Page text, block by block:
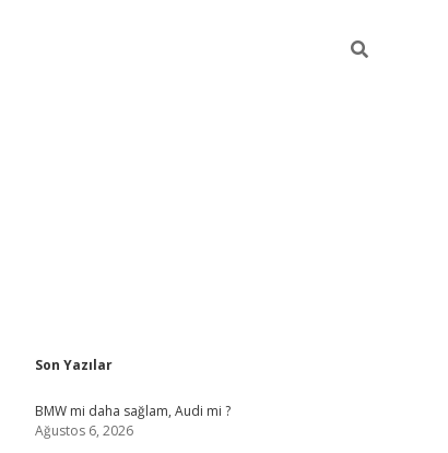
Sidebar
Son Yazılar
BMW mi daha sağlam, Audi mi ?
Ağustos 6, 2026